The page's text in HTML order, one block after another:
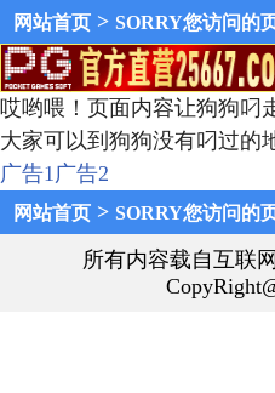
网站首页 > SORRY您访问的
哎哟喂！页面内容让狗狗叼
大家可以到狗狗没有叼过的
广告1广告2
网站首页 > SORRY您访问的
所有内容载自互联